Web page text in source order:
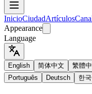
InicioCiudadArtículos
Appearance
Language
English 简体中文 繁體
Português
Deutsch 한